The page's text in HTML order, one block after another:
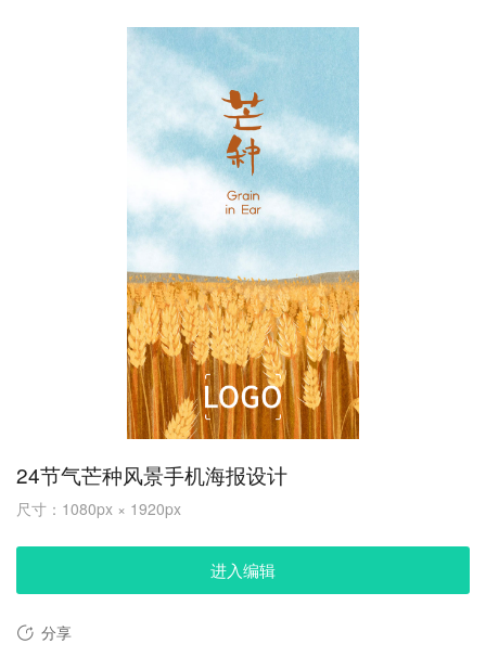
24节气芒种风景手机海报设计
尺寸：1080px × 1920px
进入编辑
分享